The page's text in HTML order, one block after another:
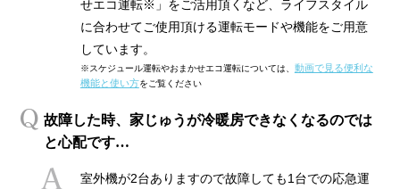
せエコ運転※」をご活用頂くなど、ライフスタイル
に合わせてご使用頂ける運転モードや機能をご用意
しています。
※スケジュール運転やおまかせエコ運転については、 動画で見る便利な
機能と使い方をご覧ください
故障した時、家じゅうが冷暖房できなくなるのでは
と心配です…
室外機が2台ありますので故障しても1台での応急運